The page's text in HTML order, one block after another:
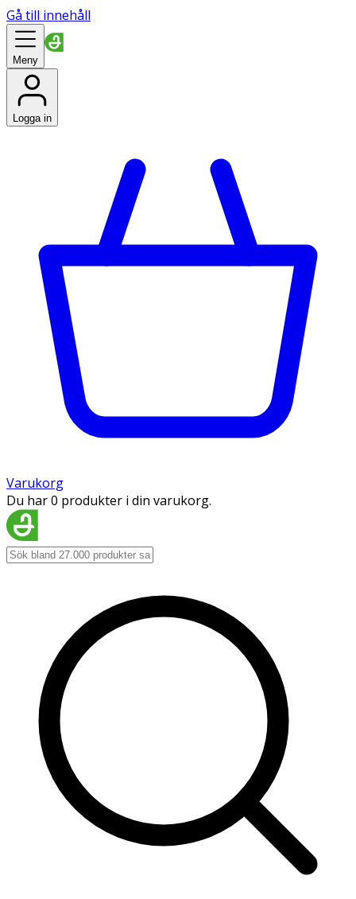
Gå till innehåll
Meny
Logga in
Varukorg
Du har 0 produkter i din varukorg.